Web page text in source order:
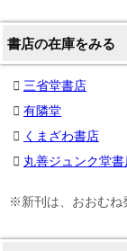
書店の在庫をみる
三省堂書店
有隣堂
くまざわ書店
丸善ジュンク堂書
※新刊は、おおむね